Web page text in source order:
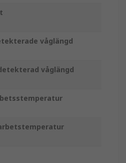
våglängd
våglängd